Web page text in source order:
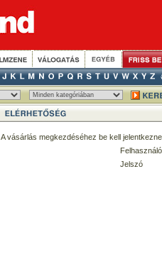
A vásárlás megkezdéséhez be kell
Jelszó